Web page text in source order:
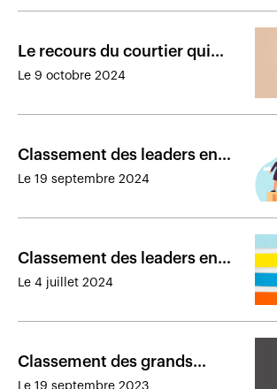
Le recours du courtier qui
contestait le prix payé pour
Le 9 octobre 2024
Classement des leaders en
distribution d’assurance de
Le 19 septembre 2024
Classement des leaders en
distribution d’assurance de
Le 4 juillet 2024
Classement des grands
cabinets de courtage
Le 19 septembre 2023